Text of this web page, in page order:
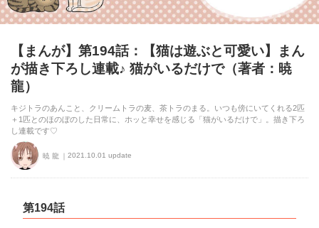
【まんが】第194話：【猫は遊ぶと可愛い】まん
が描き下ろし連載♪ 猫がいるだけで（著者：暁
龍）
キジトラのあんこと、クリームトラの麦、茶トラのまる。いつも傍にいてくれる2匹
＋1匹とのほのぼのした日常に、ホッと幸せを感じる「猫がいるだけで」。描き下ろ
し連載です♡
暁 龍 2021.10.01 update
第194話